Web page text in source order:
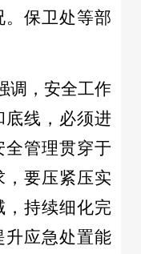
保卫处等部
调，安全工作
底线，必须进
全管理贯穿于
要压紧压实
持续细化完
应急处置能